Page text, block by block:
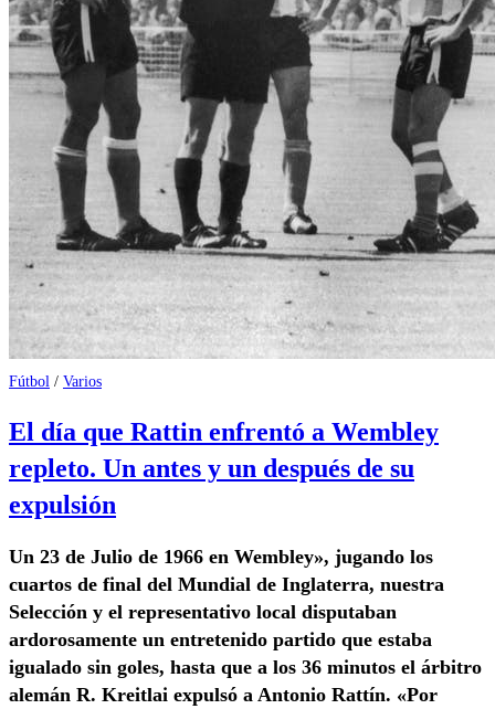
Fútbol / Varios
El día que Rattin enfrentó a Wembley
repleto. Un antes y un después de su
expulsión
Un 23 de Julio de 1966 en Wembley», jugando los
cuartos de final del Mundial de Inglaterra, nuestra
Selección y el representativo local disputaban
ardorosamente un entretenido partido que estaba
igualado sin goles, hasta que a los 36 minutos el árbitro
alemán R. Kreitlai expulsó a Antonio Rattín. «Por